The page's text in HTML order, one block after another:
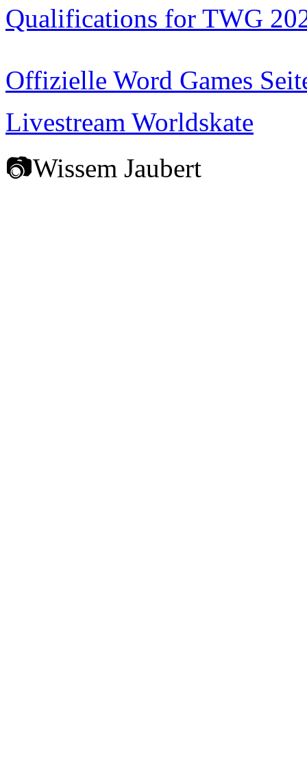
Qualifications for TWG
Offizielle Word Games
Livestream Worldskate
📷Wissem Jaubert